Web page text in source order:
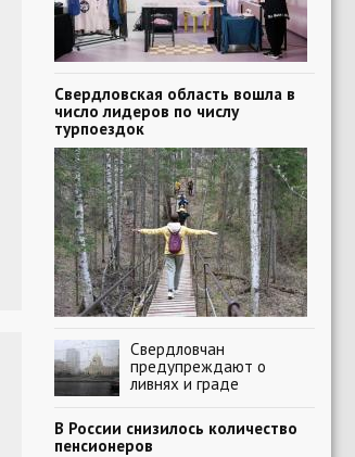
Свердловская область вошла в
число лидеров по числу
турпоездок
Свердловчан
предупреждают о
ливнях и граде
В России снизилось количество
пенсионеров